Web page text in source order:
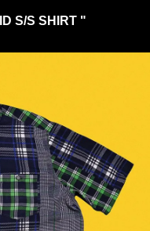
S/S SHIRT "